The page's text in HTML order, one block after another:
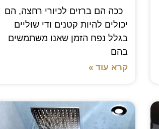
ככה הם ברזים לכיורי רחצה, הם
יכולים להיות קטנים ודי שוליים
בגלל נפח הזמן שאנו משתמשים
בהם
קרא עוד »